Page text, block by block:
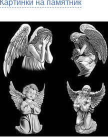
Картинки на памятник